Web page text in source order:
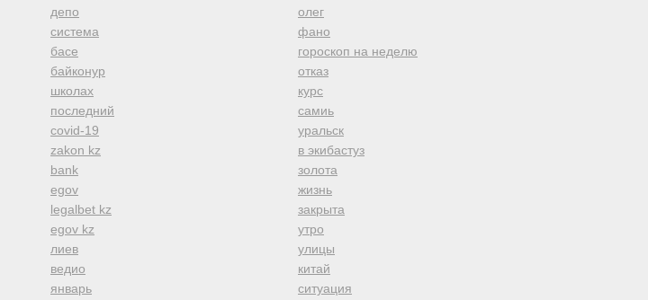
депо
система
басе
байконур
школах
последний
covid-19
zakon kz
bank
egov
legalbet kz
egov kz
лиев
ведио
январь
олег
фано
гороскоп на неделю
отказ
курс
самиь
уральск
в экибастуз
золота
жизнь
закрыта
утро
улицы
китай
ситуация